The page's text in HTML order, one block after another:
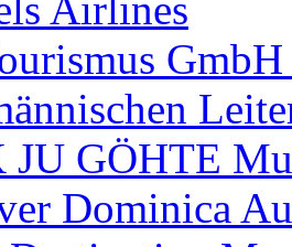
JU GÖHTE
Dominica